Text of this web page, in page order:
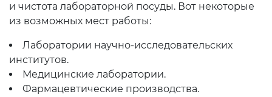
и чистота лабораторной посуды. Вот некоторые
из возможных мест работы:
Лаборатории научно-исследовательских
институтов.
Медицинские лаборатории.
Фармацевтические производства.